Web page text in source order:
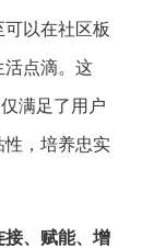
以在社区板
活点滴。这
满足了用户
性，培养忠实
接、赋能、增